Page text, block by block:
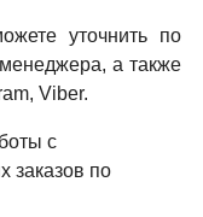
уточнить по
а также
Viber.
с
заказов по